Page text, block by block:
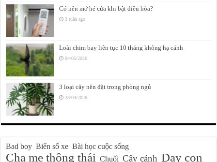
Có nên mở hé cửa khi bật điều hòa?
3 tuần ago
Loài chim bay liên tục 10 tháng không hạ cánh
04/05/2026
3 loại cây nên đặt trong phòng ngủ
28/04/2026
Bad boy Biển số xe Bài học cuộc sống
Cha mẹ thông thái Chuối Cây cảnh Dạy con